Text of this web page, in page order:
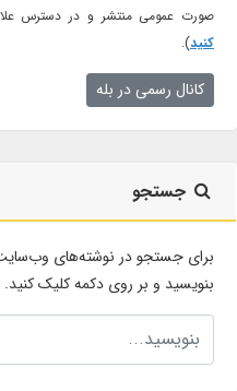
صورت عمومی منتشر و در دسترس
کنید).
کانال رسمی در بله
جستجو
برای جستجو در نوشته‌های وب‌سایت،
بنویسید و بر روی دکمه کلیک کنید.